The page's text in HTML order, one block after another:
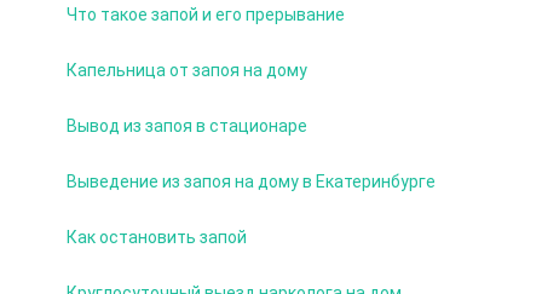
Что такое запой и его прерывание
Капельница от запоя на дому
Вывод из запоя в стационаре
Выведение из запоя на дому в Екатеринбурге
Как остановить запой